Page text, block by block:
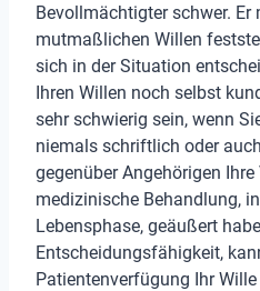
Bevollmächtigter schwer. Er
mutmaßlichen Willen
sich in der Situation
Ihren Willen noch selbst
sehr schwierig sein, wenn
niemals schriftlich oder
gegenüber Angehörigen
medizinische Behandlung,
Lebensphase, geäußert
Entscheidungsfähigkeit,
Patientenverfügung Ihr